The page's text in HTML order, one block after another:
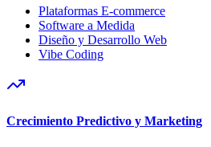
Plataformas E-commerce
Software a Medida
Diseño y Desarrollo Web
Vibe Coding
Crecimiento Predictivo y Marketing